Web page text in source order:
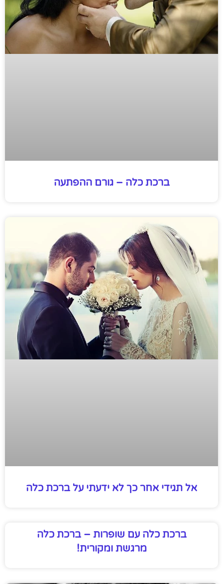
ברכת כלה – גורם ההפתעה
אל תגידי אחר כך לא ידעתי על ברכת כלה
ברכת כלה עם שופרות – ברכת כלה
מרגשת ומקורית!